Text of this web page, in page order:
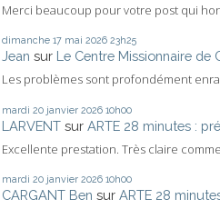
Merci beaucoup pour votre post qui
dimanche 17 mai 2026 23h25
Jean sur Le Centre Missionnaire de
Les problèmes sont profondément
mardi 20 janvier 2026 10h00
LARVENT sur ARTE 28 minutes :
Excellente prestation. Très claire
mardi 20 janvier 2026 10h00
CARGANT Ben sur ARTE 28